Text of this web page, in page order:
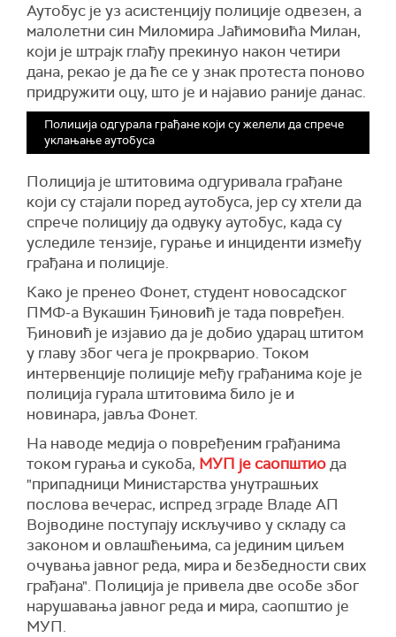
Аутобус је уз асистенцију полиције одвезен, а
малолетни син Миломира Јаћимовића Милан,
који је штрајк глађу прекинуо након четири
дана, рекао је да ће се у знак протеста поново
придружити оцу, што је и најавио раније данас.
Полиција одгурала грађане који су желели да спрече
уклањање аутобуса
Полиција је штитовима одгуривала грађане
који су стајали поред аутобуса, јер су хтели да
спрече полицију да одвуку аутобус, када су
уследиле тензије, гурање и инциденти између
грађана и полиције.
Како је пренео Фонет, студент новосадског
ПМФ-а Вукашин Ђиновић је тада повређен.
Ђиновић је изјавио да је добио ударац штитом
у главу због чега је прокрварио. Током
интервенције полиције међу грађанима које је
полиција гурала штитовима било је и
новинара, јавља Фонет.
На наводе медија о повређеним грађанима
током гурања и сукоба, МУП је саопштиода
"припадници Министарства унутрашњих
послова вечерас, испред зграде Владе АП
Војводине поступају искључиво у складу са
законом и овлашћењима, са јединим циљем
очувања јавног реда, мира и безбедности свих
грађана". Полиција је привела две особе због
нарушавања јавног реда и мира, саопштио је
МУП.